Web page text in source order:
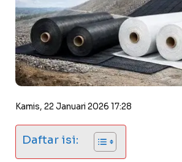
Kamis, 22 Januari 2026 17:28
Daftar isi: